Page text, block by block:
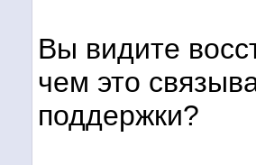
Вы видите
чем это
поддержки?